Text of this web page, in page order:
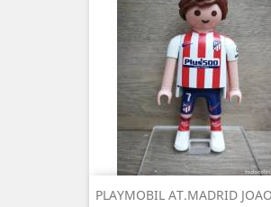
PLAYMOBIL AT.MADRID